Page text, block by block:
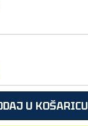
U KOŠARICU